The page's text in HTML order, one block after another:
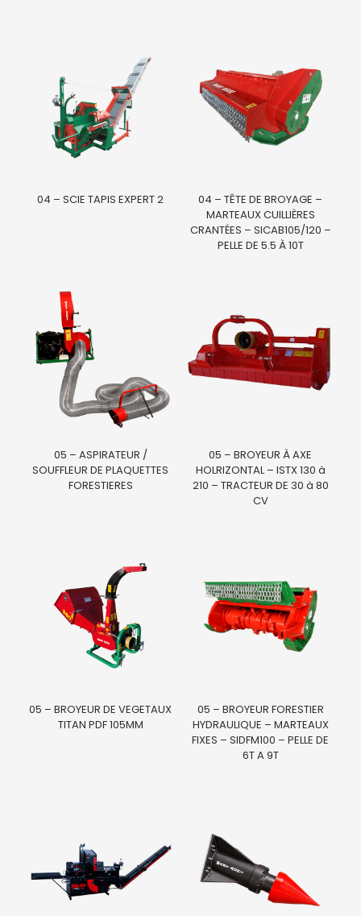
04 – SCIE TAPIS EXPERT 2
04 – TÊTE DE BROYAGE –
MARTEAUX CUILLIÈRES
CRANTÉES – SICAB105/120 –
PELLE DE 5.5 À 10T
05 – ASPIRATEUR /
SOUFFLEUR DE PLAQUETTES
FORESTIERES
05 – BROYEUR À AXE
HOLRIZONTAL – ISTX 130 à
210 – TRACTEUR DE 30 à 80
CV
05 – BROYEUR DE VEGETAUX
TITAN PDF 105MM
05 – BROYEUR FORESTIER
HYDRAULIQUE – MARTEAUX
FIXES – SIDFM100 – PELLE DE
6T A 9T